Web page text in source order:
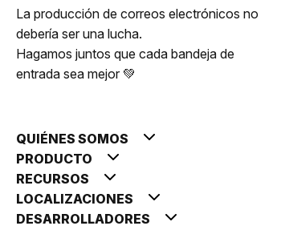
La producción de correos electrónicos no
debería ser una lucha.
Hagamos juntos que cada bandeja de
entrada sea mejor 💚
QUIÉNES SOMOS
PRODUCTO
RECURSOS
LOCALIZACIONES
DESARROLLADORES